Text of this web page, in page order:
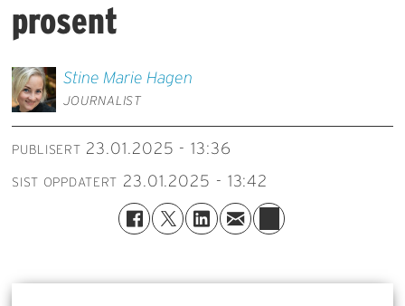
prosent
Stine Marie Hagen
JOURNALIST
PUBLISERT 23.01.2025 - 13:36
SIST OPPDATERT 23.01.2025 - 13:42